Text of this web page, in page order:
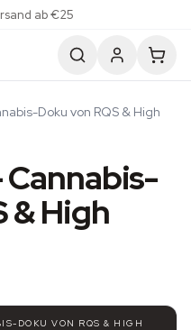
ab €25
Doku von RQS & High
Cannabis-
& High
DOKU VON RQS & HIGH